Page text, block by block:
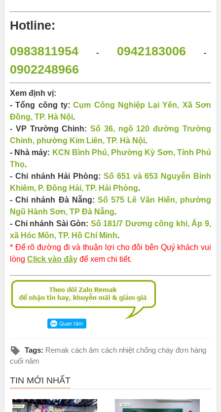
Hotline:
0983811954
- 0942183006 -
0902248966
Xem định vị:
- Tổng công ty:Cụm Công Nghiệp Lại Yên, Xã Sơn
Đồng, TP. Hà Nội.
- VP Trường Chinh:Số 36, ngõ 120 đường Trường
Chinh, phường Kim Liên, TP. Hà Nội.
- Nhà máy: KCN Bình Phú, Phường Kỳ Sơn, Tỉnh Phú
Thọ.
- Chi nhánh Hải Phòng: Số 651 và 653 Nguyễn Bỉnh
Khiêm, P. Đông Hải, TP. Hải Phòng.
- Chi nhánh Đà Nẵng: Số 575 Lê Văn Hiến, phường
Ngũ Hành Sơn, TP Đà Nẵng.
- Chi nhánh Sài Gòn: Số 181/7 Dương công khi, Ấp 9,
xã Hóc Môn, TP. Hồ Chí Minh.
* Để rõ đường đi và thuận lợi cho đôi bên Quý khách vui
lòng Click vào đây để xem chi tiết.
Tags: Remak cách âm cách nhiệt chống cháy đơn hàng
cuối năm
TIN MỚI NHẤT